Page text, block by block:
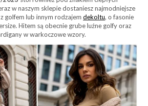
w naszym sklepie dostaniesz najmodniejsze
golfem lub innym rodzajem dekoltu, o fasonie
Hitem są obecnie grube luźne golfy oraz
w warkoczowe wzory.